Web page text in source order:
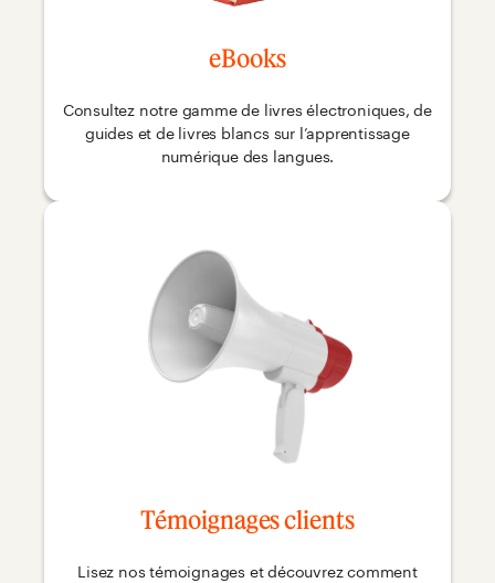
eBooks
Consultez notre gamme de livres électroniques, de
guides et de livres blancs sur l’apprentissage
numérique des langues.
Témoignages clients
Lisez nos témoignages et découvrez comment